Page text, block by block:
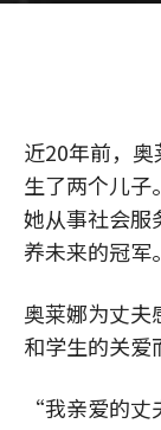
近20年前，奥
生了两个儿子
她从事社会服
养未来的冠军。
奥莱娜为丈夫
和学生的关爱
“我亲爱的